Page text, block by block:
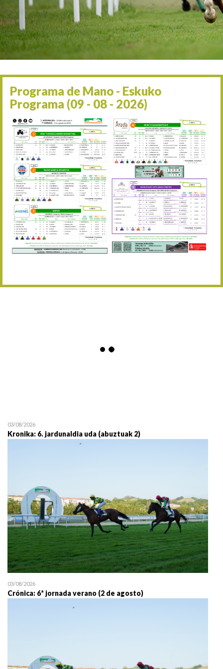
06/09 17:30 Irailaren 6a / 6 de
13/09 17:30 Irailaren 13a / 13 de
30/09 11:30 Irailaren 30a / 30 de
11/06 11:30
05/07 11:30 Uztailaren 5a / 5 de julio
12/07 11:30 Uztailaren 12a / 12 de
19/07 11:30 Uztailaren 19a / 19 de
25/07 11:30 Uztailaren 25a / 25 de
02/08 17:30 Abuztuaren 2a / 2 de
09/08 17:30 Abuztuaren 9a / 9 de
12/08 12:24 Abuztaren 12a / 12 de
15/08 17:05 Abuztuaren 15a / 15 de
30/08 17:30 Abuztuaren 30a / 30 de
13/09 17:30
19/07 11:30
Programa de Mano - Eskuko
Programa (09 - 08 - 2026)
03/08/2026
Kronika: 6. jardunaldia uda (abuztuak 2)
03/08/2026
Crónica: 6ª jornada verano (2 de agosto)